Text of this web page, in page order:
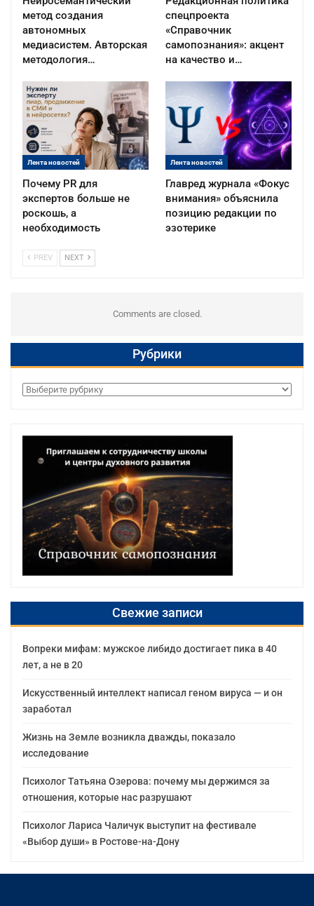
метод создания
автономных
медиасистем. Авторская
методология…
спецпроекта
«Справочник
самопознания»: акцент
на качество и…
Лента новостей
Почему PR для
экспертов больше не
роскошь, а
необходимость
Лента новостей
Главред журнала «Фокус
внимания» объяснила
позицию редакции по
эзотерике
PREV NEXT
Comments are closed.
Рубрики
Рубрики
Свежие записи
Вопреки мифам: мужское либидо достигает пика в 40
лет, а не в 20
Искусственный интеллект написал геном вируса — и он
заработал
Жизнь на Земле возникла дважды, показало
исследование
Психолог Татьяна Озерова: почему мы держимся за
отношения, которые нас разрушают
Психолог Лариса Чаличук выступит на фестивале
«Выбор души» в Ростове-на-Дону